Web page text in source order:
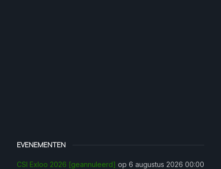
EVENEMENTEN
CSI Exloo 2026 [geannuleerd] op 6 augustus 2026 00:00